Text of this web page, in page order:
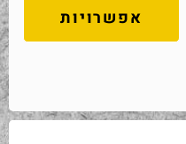
אפשרויות